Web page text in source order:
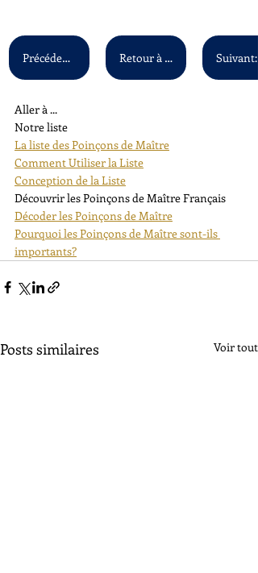
Précédent: X A - X Z Retour à la liste principale
Aller à ...
Notre liste
La liste des Poinçons de Maître
Comment Utiliser la Liste
Conception de la Liste
Découvrir les Poinçons de Maître Français
Décoder les Poinçons de Maître
Pourquoi les Poinçons de Maître sont-ils
importants?
Posts similaires Voir tout